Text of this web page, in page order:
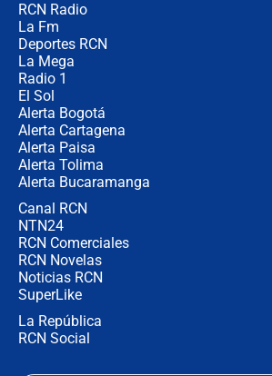
RCN Radio
La Fm
Deportes RCN
La Mega
Radio 1
El Sol
Alerta Bogotá
Alerta Cartagena
Alerta Paisa
Alerta Tolima
Alerta Bucaramanga
Canal RCN
NTN24
RCN Comerciales
RCN Novelas
Noticias RCN
SuperLike
La República
RCN Social